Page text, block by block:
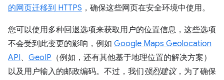
的网页迁移到 HTTPS ，确保这些网页在安全环境中使用。
您可以使用多种回退选项来获取用户的位置信息，这些选项
不会受到此变更的影响，例如 Google Maps Geolocation
API、 GeoIP （例如，还有其他基于地理位置的解决方案）
以及用户输入的邮政编码。不过，我们强烈建议，为了确保